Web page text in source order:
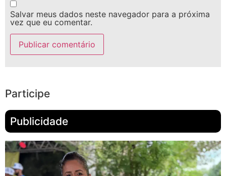
Salvar meus dados neste navegador para a próxima
vez que eu comentar.
Participe
Publicidade